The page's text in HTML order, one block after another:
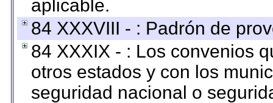
aplicable.
84 XXXVIII - : Padrón de
84 XXXIX - : Los convenios
otros estados y con los
seguridad nacional o